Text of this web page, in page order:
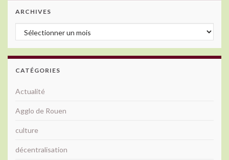
ARCHIVES
Archives
CATÉGORIES
Actualité
Agglo de Rouen
culture
décentralisation